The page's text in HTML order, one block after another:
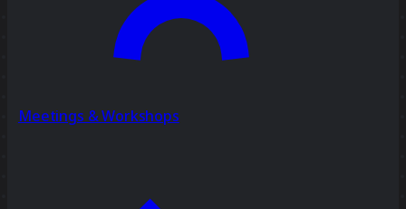
Meetings & Workshops